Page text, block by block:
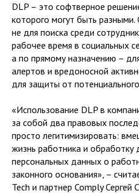
DLP – это софтверное
которого могут быть
не для поиска среди
рабочее время в социальных
а по прямому назначению –
алертов и вредоносной
для защиты от
«Использование DLP в
за собой два правовых
просто легитимизировать:
жизнь работника и обработку
персональных данных о
законного основания», –
Tech и партнер Comply Сергей